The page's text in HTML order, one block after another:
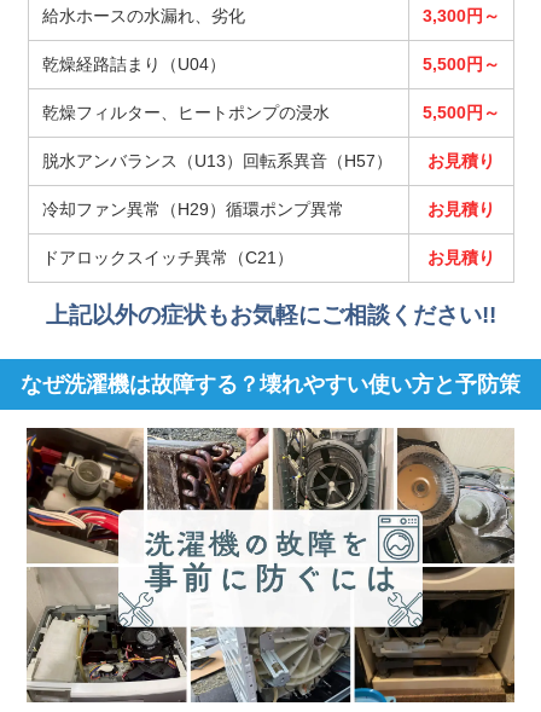
給水ホースの水漏れ、劣化 3,300円～
乾燥経路詰まり（U04） 5,500円～
乾燥フィルター、ヒートポンプの浸水 5,500円～
脱水アンバランス（U13）回転系異音（H57） お見積り
冷却ファン異常（H29）循環ポンプ異常 お見積り
ドアロックスイッチ異常（C21） お見積り
上記以外の症状もお気軽にご相談ください!!
なぜ洗濯機は故障する？壊れやすい使い方と予防策